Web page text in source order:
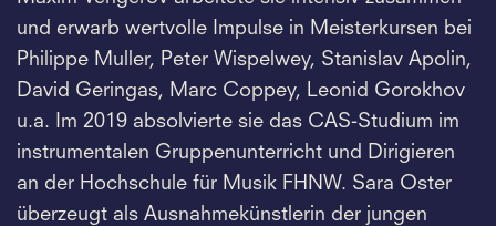
und erwarb wertvolle Impulse in Meisterkursen bei
Philippe Muller, Peter Wispelwey, Stanislav Apolin,
David Geringas, Marc Coppey, Leonid Gorokhov
u.a. Im 2019 absolvierte sie das CAS-Studium im
instrumentalen Gruppenunterricht und Dirigieren
an der Hochschule für Musik FHNW. Sara Oster
überzeugt als Ausnahmekünstlerin der jungen